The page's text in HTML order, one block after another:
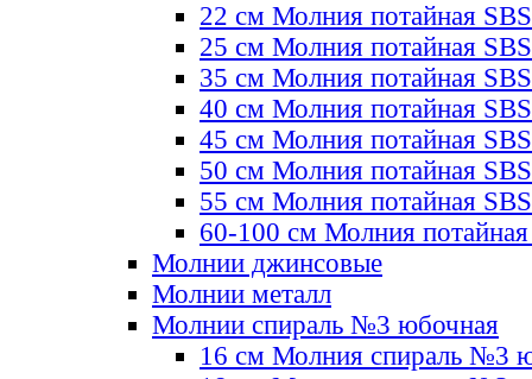
22 см Молния потайная SBS
25 см Молния потайная SBS
35 см Молния потайная SBS
40 см Молния потайная SBS
45 см Молния потайная SBS
50 см Молния потайная SBS
55 см Молния потайная SBS
60-100 см Молния
Молнии джинсовые
Молнии металл
Молнии спираль №3 юбочная
16 см Молния спираль №3